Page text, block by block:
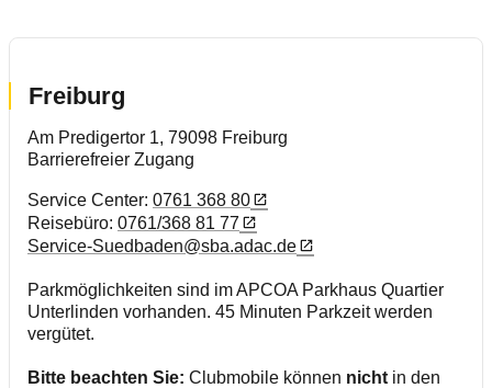
Freiburg
Am Predigertor 1, 79098 Freiburg
Barrierefreier Zugang
Service Center: 0761 368 80
Reisebüro: 0761/368 81 77
Service-Suedbaden@sba.adac.de
Parkmöglichkeiten sind im APCOA Parkhaus Quartier
Unterlinden vorhanden. 45 Minuten Parkzeit werden
vergütet.
Bitte beachten Sie: Clubmobile können nicht in den